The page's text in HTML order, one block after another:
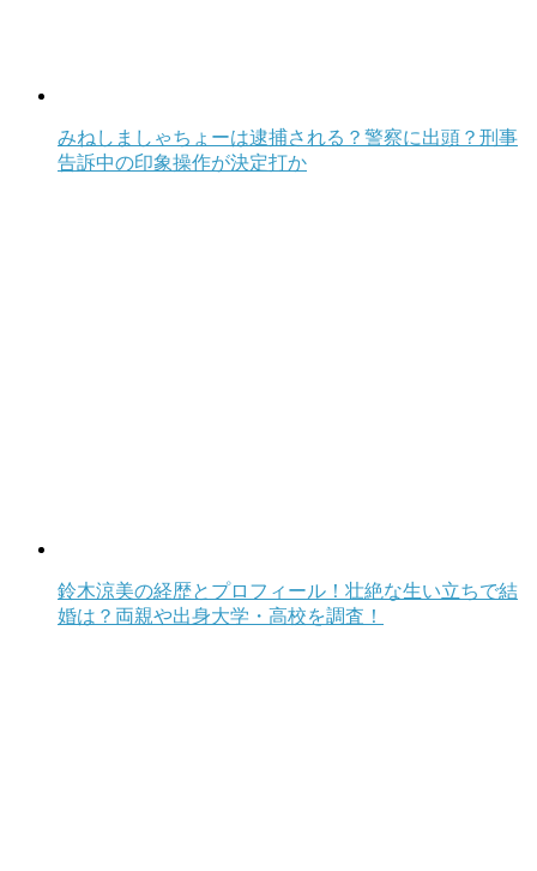
みねしましゃちょーは逮捕される？警察に出頭？刑事
告訴中の印象操作が決定打か
鈴木涼美の経歴とプロフィール！壮絶な生い立ちで結
婚は？両親や出身大学・高校を調査！